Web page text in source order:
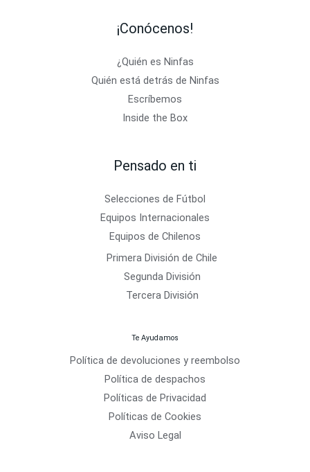
¡Conócenos!
¿Quién es Ninfas
Quién está detrás de Ninfas
Escríbemos
Inside the Box
Pensado en ti
Selecciones de Fútbol
Equipos Internacionales
Equipos de Chilenos
Primera División de Chile
Segunda División
Tercera División
Te Ayudamos
Política de devoluciones y reembolso
Política de despachos
Políticas de Privacidad
Políticas de Cookies
Aviso Legal